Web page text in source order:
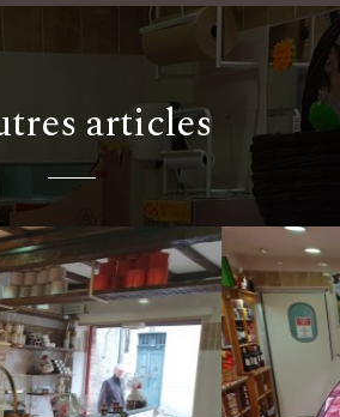
articles